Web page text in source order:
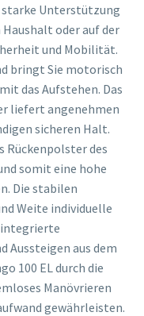
starke Unterstützung
oder auf der
und Mobilität.
bringt Sie motorisch
das Aufstehen. Das
liefert angenehmen
sicheren Halt.
Rückenpolster des
somit eine hohe
Die stabilen
Weite individuelle
Aussteigen aus dem
100 EL durch die
Manövrieren
gewährleisten.